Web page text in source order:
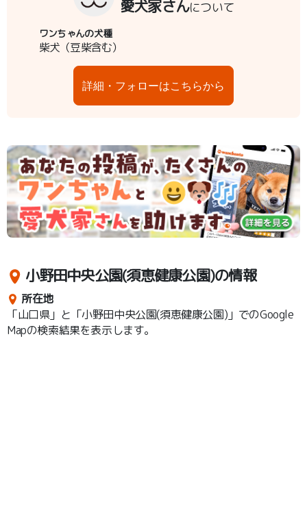
愛犬家さんについて
ワンちゃんの犬種
柴犬（豆柴含む）
詳細・フォローはこちらから
小野田中央公園(須恵健康公園)の情報
所在地
「山口県」と「小野田中央公園(須恵健康公園)」でのGoogle
Mapの検索結果を表示します。